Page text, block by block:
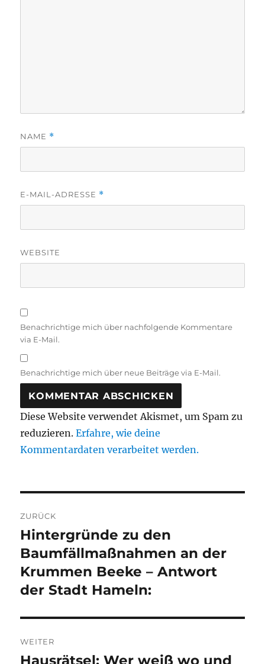
NAME *
E-MAIL-ADRESSE *
WEBSITE
Benachrichtige mich über nachfolgende Kommentare
via E-Mail.
Benachrichtige mich über neue Beiträge via E-Mail.
Diese Website verwendet Akismet, um Spam zu
reduzieren.Erfahre, wie deine
Kommentardaten verarbeitet werden.
ZURÜCK
Vorheriger
Beitrag:
Hintergründe zu den
Baumfällmaßnahmen an der
Krummen Beeke – Antwort
der Stadt Hameln:
WEITER
Nächster
Hausrätsel: Wer weiß wo und